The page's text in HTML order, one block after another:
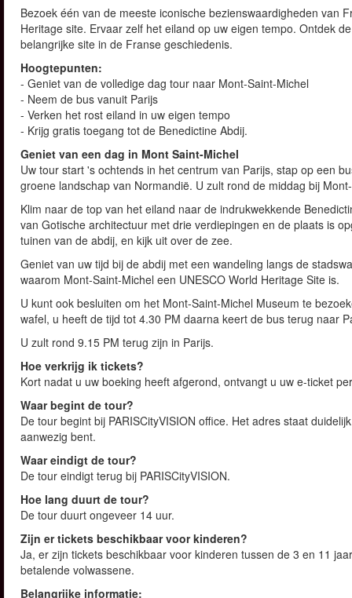
Bezoek één van de meeste iconische bezienswaardigheden van
Heritage site. Ervaar zelf het eiland op uw eigen tempo. Ontdek
belangrijke site in de Franse geschiedenis.
Hoogtepunten:
- Geniet van de volledige dag tour naar Mont-Saint-Michel
- Neem de bus vanuit Parijs
- Verken het rost eiland in uw eigen tempo
- Krijg gratis toegang tot de Benedictine Abdij.
Geniet van een dag in Mont Saint-Michel
Uw tour start 's ochtends in het centrum van Parijs, stap op een
groene landschap van Normandië. U zult rond de middag bij
Klim naar de top van het eiland naar de indrukwekkende
van Gotische architectuur met drie verdiepingen en de plaats is
tuinen van de abdij, en kijk uit over de zee.
Geniet van uw tijd bij de abdij met een wandeling langs de
waarom Mont-Saint-Michel een UNESCO World Heritage Site is.
U kunt ook besluiten om het Mont-Saint-Michel Museum te
wafel, u heeft de tijd tot 4.30 PM daarna keert de bus terug naar
U zult rond 9.15 PM terug zijn in Parijs.
Hoe verkrijg ik tickets?
Kort nadat u uw boeking heeft afgerond, ontvangt u uw e-ticket
Waar begint de tour?
De tour begint bij PARISCityVISION office. Het adres staat
aanwezig bent.
Waar eindigt de tour?
De tour eindigt terug bij PARISCityVISION.
Hoe lang duurt de tour?
De tour duurt ongeveer 14 uur.
Zijn er tickets beschikbaar voor kinderen?
Ja, er zijn tickets beschikbaar voor kinderen tussen de 3 en 11
betalende volwassene.
Belangrijke informatie: